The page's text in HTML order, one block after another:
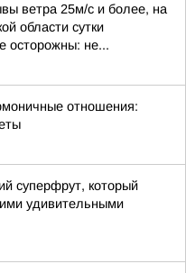
ветра 25м/с и более, на
области сутки
осторожны: не...
отношения:
суперфрут, который
удивительными